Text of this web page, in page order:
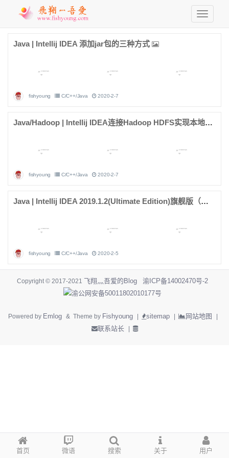
Java | Intellij IDEA 添加jar包的三种方式
fishyoung C/C++/Java 2020-2-7
Java/Hadoop | Intellij IDEA连接Hadoop HDFS实现本地调试
fishyoung C/C++/Java 2020-2-7
Java | Intellij IDEA 2019.1.2(Ultimate Edition)旗舰版（破解）
fishyoung C/C++/Java 2020-2-5
首页 微语 搜索 关于 用户
Copyright © 2017-2021 飞翔灬吾爱的Blog
渝ICP备14002470号-2
渝公网安备50011802010177号
Powered by Emlog & Theme by Fishyoung sitemap 网站地图
联系站长